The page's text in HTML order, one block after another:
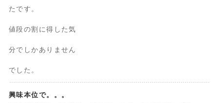
たです。
値段の割に得した気
分でしかありません
でした。
興味本位で。。。